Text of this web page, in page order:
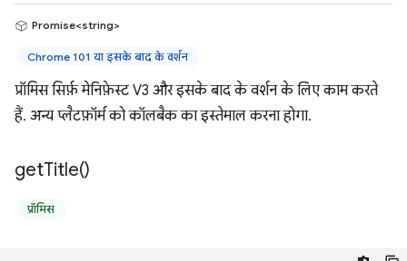
Promise<string>
Chrome 101 या इसके बाद के वर्शन
प्रॉमिस सिर्फ़ मेनिफ़ेस्ट V3 और इसके बाद के वर्शन के लिए काम करते
हैं. अन्य प्लैटफ़ॉर्म को कॉलबैक का इस्तेमाल करना होगा.
getTitle()
प्रॉमिस